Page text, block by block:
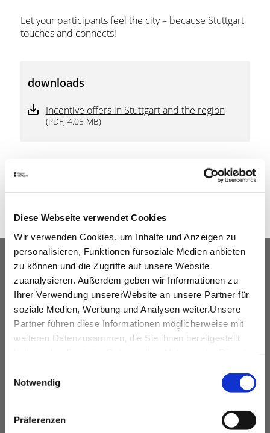
Diese Webseite verwendet Cookies
Wir verwenden Cookies, um Inhalte und Anzeigen zu
personalisieren, Funktionen fürsoziale Medien anbieten
zu können und die Zugriffe auf unsere Website
zuanalysieren. Außerdem geben wir Informationen zu
Ihrer Verwendung unsererWebsite an unsere Partner für
soziale Medien, Werbung und Analysen weiter.Unsere
Partner führen diese Informationen möglicherweise mit
weiteren Datenzusammen, die Sie ihnen bereitgestellt
Impressum
Notwendig
Präferenzen
Let your participants feel the city – because Stuttgart
touches and connects!
downloads
Incentive offers in Stuttgart and the region
(PDF, 4.05 MB)
OUR SERVICE FOR EVENT
PLANNERS
free advice
Contacting and coordinating venues &
professional service partners
hotel contingents
free online hotel booking tool for your own event
website
site inspections